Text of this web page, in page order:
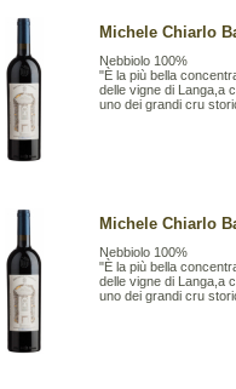
Michele Chiarlo
Nebbiolo 100%
"È la più bella
delle vigne di Langa,a
uno dei grandi cru
Michele Chiarlo
Nebbiolo 100%
"È la più bella
delle vigne di Langa,a
uno dei grandi cru